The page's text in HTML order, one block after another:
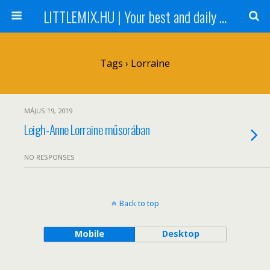
LITTLEMIX.HU | Your best and daily updated fansite about Little Mix
Tags › Lorraine
MÁJUS 19, 2019
Leigh-Anne Lorraine műsorában
NO RESPONSES
Back to top
Mobile Desktop